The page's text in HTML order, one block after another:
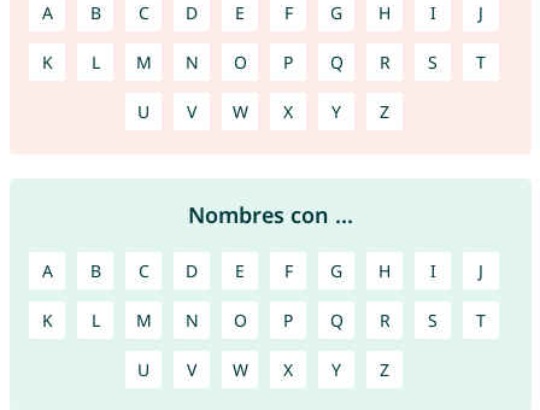
A B C D E F G H I J
K L M N O P Q R S T
U V W X Y Z
Nombres con ...
A B C D E F G H I J
K L M N O P Q R S T
U V W X Y Z